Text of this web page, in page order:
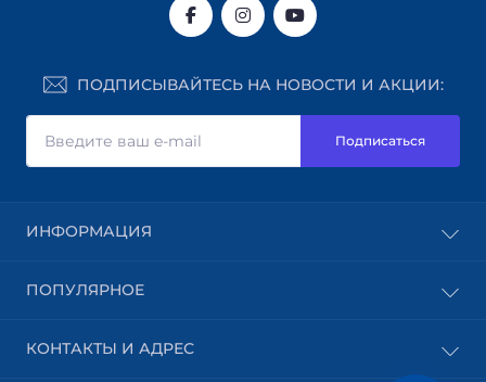
ПОДПИСЫВАЙТЕСЬ НА НОВОСТИ И АКЦИИ:
Подписаться
ИНФОРМАЦИЯ
Доставка
Пользовательское соглашение
ПОПУЛЯРНОЕ
Шпон
КОНТАКТЫ И АДРЕС